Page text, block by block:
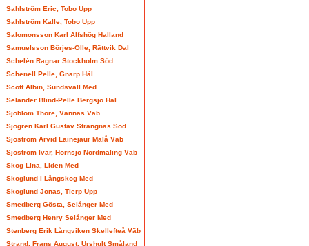
Sahlström Eric, Tobo Upp
Sahlström Kalle, Tobo Upp
Salomonsson Karl Alfshög Halland
Samuelsson Börjes-Olle, Rättvik Dal
Schelén Ragnar Stockholm Söd
Schenell Pelle, Gnarp Häl
Scott Albin, Sundsvall Med
Selander Blind-Pelle Bergsjö Häl
Sjöblom Thore, Vännäs Väb
Sjögren Karl Gustav Strängnäs Söd
Sjöström Arvid Lainejaur Malå Väb
Sjöström Ivar, Hörnsjö Nordmaling Väb
Skog Lina, Liden Med
Skoglund i Långskog Med
Skoglund Jonas, Tierp Upp
Smedberg Gösta, Selånger Med
Smedberg Henry Selånger Med
Stenberg Erik Långviken Skellefteå Väb
Strand, Frans August, Urshult Småland